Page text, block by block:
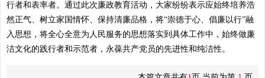
行者和表率者。通过此次廉政教育活动，大家纷纷表示应始终培养浩
然正气、树立家国情怀、保持清廉品格，将“崇德于心、倡廉以行”融
入思想，将全心全意为人民服务的思想落实到具体工作中，始终做廉
洁文化的践行者和示范者，永葆共产党员的先进性和纯洁性。